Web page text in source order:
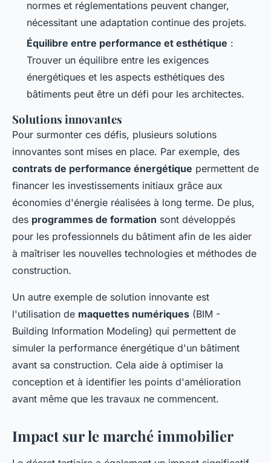
normes et réglementations peuvent changer,
nécessitant une adaptation continue des projets.
Équilibre entre performance et esthétique :
Trouver un équilibre entre les exigences
énergétiques et les aspects esthétiques des
bâtiments peut être un défi pour les architectes.
Solutions innovantes
Pour surmonter ces défis, plusieurs solutions
innovantes sont mises en place. Par exemple, des
contrats de performance énergétique permettent de
financer les investissements initiaux grâce aux
économies d'énergie réalisées à long terme. De plus,
des programmes de formation sont développés
pour les professionnels du bâtiment afin de les aider
à maîtriser les nouvelles technologies et méthodes de
construction.
Un autre exemple de solution innovante est
l'utilisation de maquettes numériques (BIM -
Building Information Modeling) qui permettent de
simuler la performance énergétique d'un bâtiment
avant sa construction. Cela aide à optimiser la
conception et à identifier les points d'amélioration
avant même que les travaux ne commencent.
Impact sur le marché immobilier